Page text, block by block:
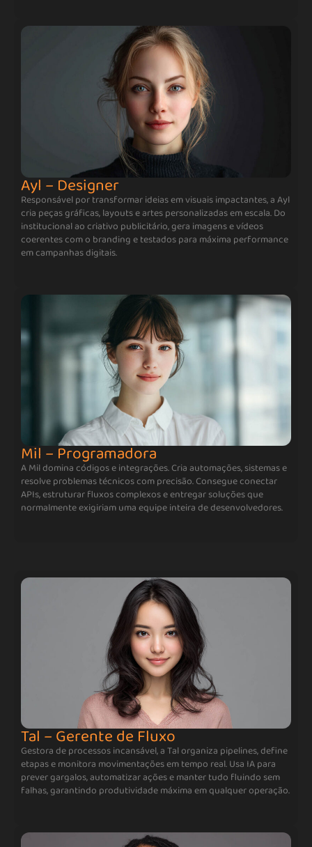
Ayl – Designer
Responsável por transformar ideias em visuais impactantes, a Ayl
cria peças gráficas, layouts e artes personalizadas em escala. Do
institucional ao criativo publicitário, gera imagens e vídeos
coerentes com o branding e testados para máxima performance
em campanhas digitais.
Mil – Programadora
A Mil domina códigos e integrações. Cria automações, sistemas e
resolve problemas técnicos com precisão. Consegue conectar
APIs, estruturar fluxos complexos e entregar soluções que
normalmente exigiriam uma equipe inteira de desenvolvedores.
Tal – Gerente de Fluxo
Gestora de processos incansável, a Tal organiza pipelines, define
etapas e monitora movimentações em tempo real. Usa IA para
prever gargalos, automatizar ações e manter tudo fluindo sem
falhas, garantindo produtividade máxima em qualquer operação.